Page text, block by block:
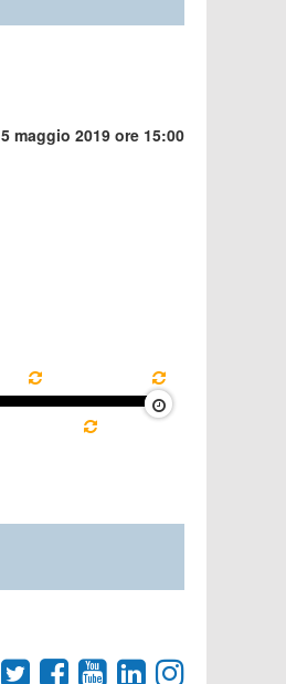
5 maggio 2019 ore 15:00
90'